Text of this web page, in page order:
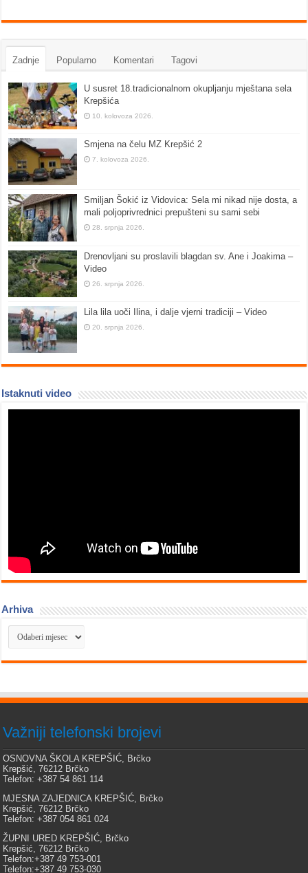
Zadnje Popularno Komentari Tagovi
U susret 18.tradicionalnom okupljanju mještana sela
Krepšića
10. kolovoza 2026.
Smjena na čelu MZ Krepšić 2
7. kolovoza 2026.
Smiljan Šokić iz Vidovica: Sela mi nikad nije dosta, a
mali poljoprivrednici prepušteni su sami sebi
28. srpnja 2026.
Drenovljani su proslavili blagdan sv. Ane i Joakima –
Video
26. srpnja 2026.
Lila lila uoči Ilina, i dalje vjerni tradiciji – Video
20. srpnja 2026.
Istaknuti video
Arhiva
Arhiva
Važniji telefonski brojevi
OSNOVNA ŠKOLA KREPŠIĆ, Brčko
Krepšić, 76212 Brčko
Telefon: +387 54 861 114
MJESNA ZAJEDNICA KREPŠIĆ, Brčko
Krepšić, 76212 Brčko
Telefon: +387 054 861 024
ŽUPNI URED KREPŠIĆ, Brčko
Krepšić, 76212 Brčko
Telefon:+387 49 753-001
Telefon:+387 49 753-030